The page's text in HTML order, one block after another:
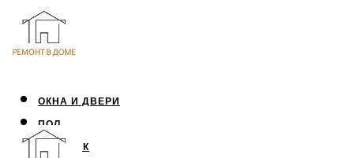
ОКНА И ДВЕРИ
ПОЛ
ПОТОЛОК